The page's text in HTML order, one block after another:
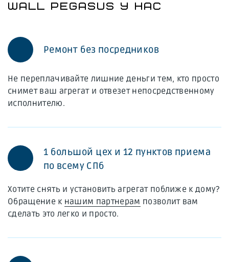
WALL PEGASUS У НАС
Ремонт без посредников
Не переплачивайте лишние деньги тем, кто просто
снимет ваш агрегат и отвезет непосредственному
исполнителю.
1 большой цех и 12 пунктов приема
по всему СПб
Хотите снять и установить агрегат поближе к дому?
Обращение к нашим партнерам позволит вам
сделать это легко и просто.